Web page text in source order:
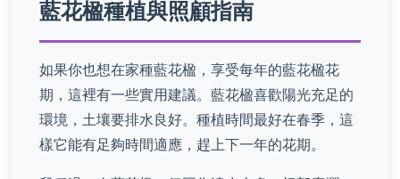
藍花楹種植與照顧指南
如果你也想在家種藍花楹，享受每年的藍花楹花
期，這裡有一些實用建議。藍花楹喜歡陽光充足的
環境，土壤要排水良好。種植時間最好在春季，這
樣它能有足夠時間適應，趕上下一年的花期。